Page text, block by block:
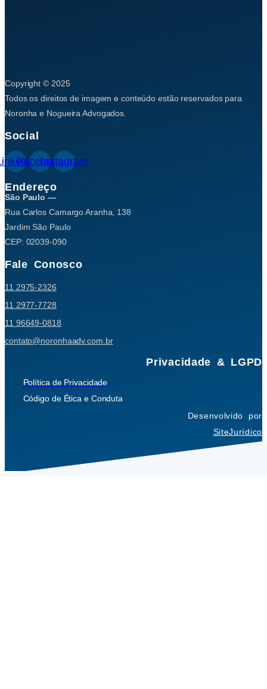
Copyright © 2025
Todos os direitos de imagem e conteúdo estão reservados para
Noronha e Nogueira Advogados.
Social
FacebookInstagram
Endereço
São Paulo —
Rua Carlos Camargo Aranha, 138
Jardim São Paulo
CEP: 02039-090
Fale Conosco
11 2975-2326
11 2977-7728
11 96649-0818
contato@noronhaadv.com.br
Privacidade & LGPD
Política de Privacidade
Código de Ética e Conduta
Desenvolvido por
SiteJurídico